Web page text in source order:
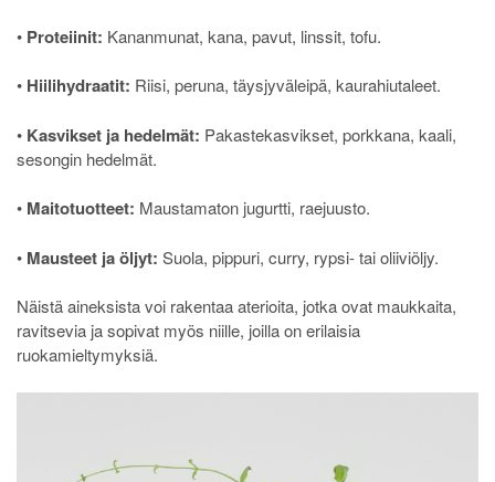
• Proteiinit: Kananmunat, kana, pavut, linssit, tofu.
• Hiilihydraatit: Riisi, peruna, täysjyväleipä, kaurahiutaleet.
• Kasvikset ja hedelmät: Pakastekasvikset, porkkana, kaali,
sesongin hedelmät.
• Maitotuotteet: Maustamaton jugurtti, raejuusto.
• Mausteet ja öljyt: Suola, pippuri, curry, rypsi- tai oliiviöljy.
Näistä aineksista voi rakentaa aterioita, jotka ovat maukkaita,
ravitsevia ja sopivat myös niille, joilla on erilaisia
ruokamieltymyksiä.